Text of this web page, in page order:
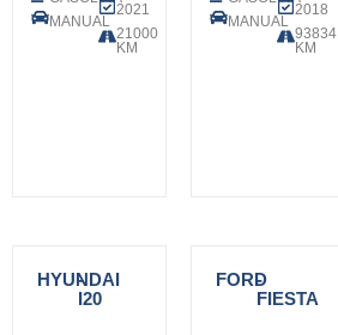
MANUAL
2021
21000
KM
MANUAL
2018
93834
KM
HYUNDAI
-
I20
FORD
-
FIESTA